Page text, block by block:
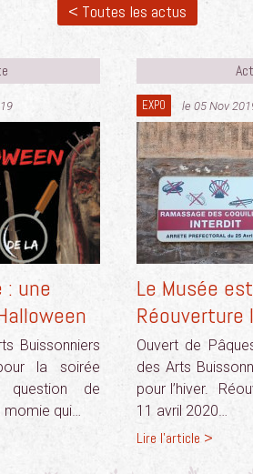
< Toutes les actus
: une
Buissonniers
la soirée
question de
momie qui…
EXPO le 05 Nov
Le Musée
Ouvert de
des Arts
pour l’hiver.
11 avril 2020…
Lire l'article >